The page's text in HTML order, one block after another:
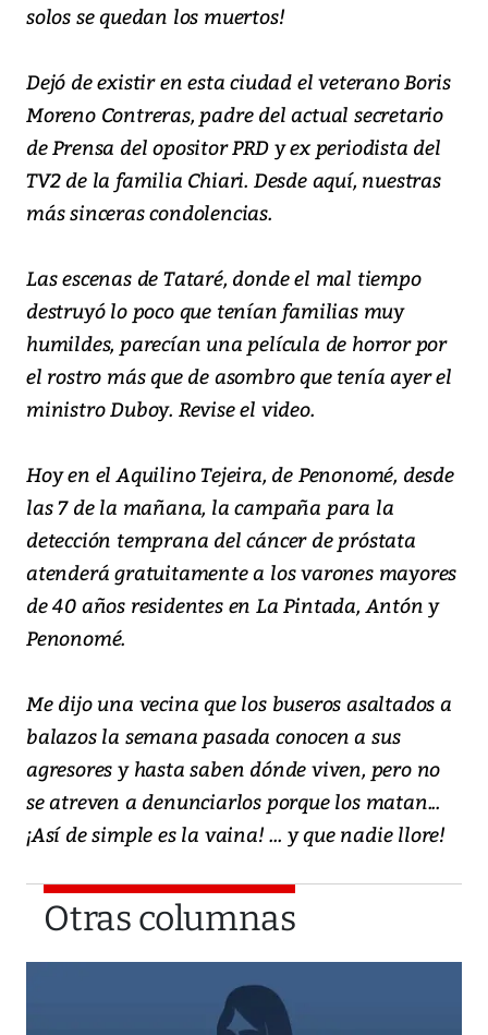
solos se quedan los muertos!
Dejó de existir en esta ciudad el veterano Boris
Moreno Contreras, padre del actual secretario
de Prensa del opositor PRD y ex periodista del
TV2 de la familia Chiari. Desde aquí, nuestras
más sinceras condolencias.
Las escenas de Tataré, donde el mal tiempo
destruyó lo poco que tenían familias muy
humildes, parecían una película de horror por
el rostro más que de asombro que tenía ayer el
ministro Duboy. Revise el video.
Hoy en el Aquilino Tejeira, de Penonomé, desde
las 7 de la mañana, la campaña para la
detección temprana del cáncer de próstata
atenderá gratuitamente a los varones mayores
de 40 años residentes en La Pintada, Antón y
Penonomé.
Me dijo una vecina que los buseros asaltados a
balazos la semana pasada conocen a sus
agresores y hasta saben dónde viven, pero no
se atreven a denunciarlos porque los matan...
¡Así de simple es la vaina! ... y que nadie llore!
Otras columnas